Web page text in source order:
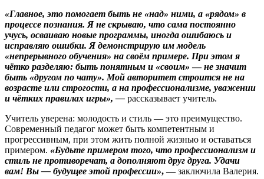
«Главное, это помогает быть не «над» ними, а «рядом» в
процессе познания. Я не скрываю, что сама постоянно
учусь, осваиваю новые программы, иногда ошибаюсь и
исправляю ошибки. Я демонстрирую им модель
«непрерывного обучения» на своём примере. При этом я
чётко разделяю: быть понятным и «своим» — не значит
быть «другом по чату». Мой авторитет строится не на
возрасте или строгости, а на профессионализме, уважении
и чётких правилах игры», — рассказывает учитель.
Учитель уверена: молодость и стиль — это преимущество.
Современный педагог может быть компетентным и
прогрессивным, при этом жить полной жизнью и оставаться
примером. «Будьте примером того, что профессионализм и
стиль не противоречат, а дополняют друг друга. Удачи
вам! Вы — будущее этой профессии», —заключила Валерия.